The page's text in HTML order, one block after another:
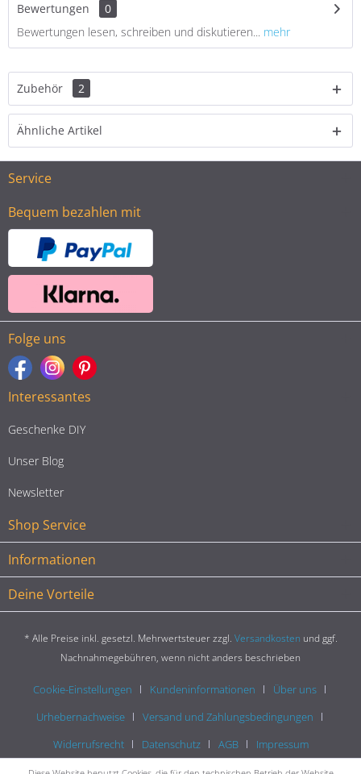
Bewertungen
0
Bewertungen lesen, schreiben und diskutieren... mehr
Zubehör 2
Ähnliche Artikel
Service
Bequem bezahlen mit
Folge uns
Interessantes
Geschenke DIY
Unser Blog
Newsletter
Shop Service
Informationen
Deine Vorteile
* Alle Preise inkl. gesetzl. Mehrwertsteuer zzgl. Versandkosten und ggf.
Nachnahmegebühren, wenn nicht anders beschrieben
Cookie-Einstellungen Kundeninformationen
Über uns
Urhebernachweise
Versand und Zahlungsbedingungen
Widerrufsrecht
Datenschutz AGB Impressum